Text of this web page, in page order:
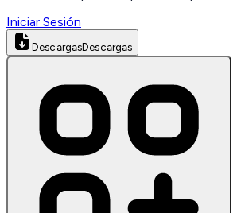
Iniciar Sesión
DescargasDescargas